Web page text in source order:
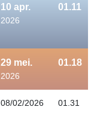
10 apr.
2026
01.11
29 mei.
2026
01.18
08/02/2026 01.31